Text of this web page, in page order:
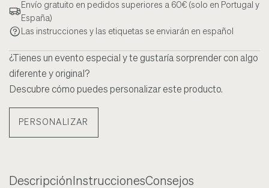
Envío gratuito en pedidos superiores a 60€ (solo en Portugal y
España)
Las instrucciones y las etiquetas se enviarán en español
¿Tienes un evento especial y te gustaría sorprender con algo
diferente y original?
Descubre cómo puedes personalizar este producto.
PERSONALIZAR
Descripción InstruccionesConsejos